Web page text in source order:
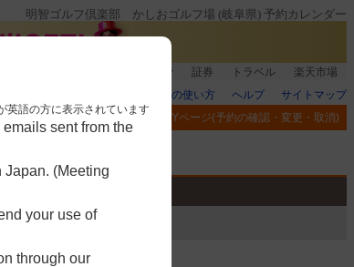
明智ゴルフ倶楽部 かしおゴルフ場 (岐阜県) 予約カレンダー
証券 トラベル
楽天市場
楽天GORAの使い方
ヘルプ
サイトマップ
閲覧履歴
お気に入り MYページ(予約の確認・変更・取消)
語の方に表示されています
sent from the
Japan. (Meeting
your use of
through our